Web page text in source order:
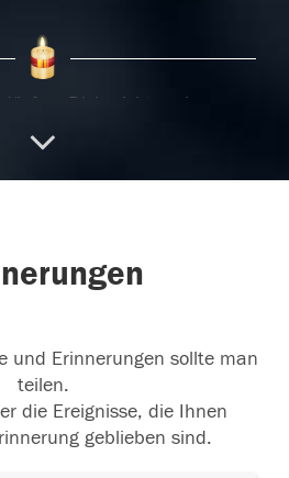
Dich nicht mehr
tut so
und Erinnerungen sollte man
teilen.
die Ereignisse, die Ihnen
geblieben sind.